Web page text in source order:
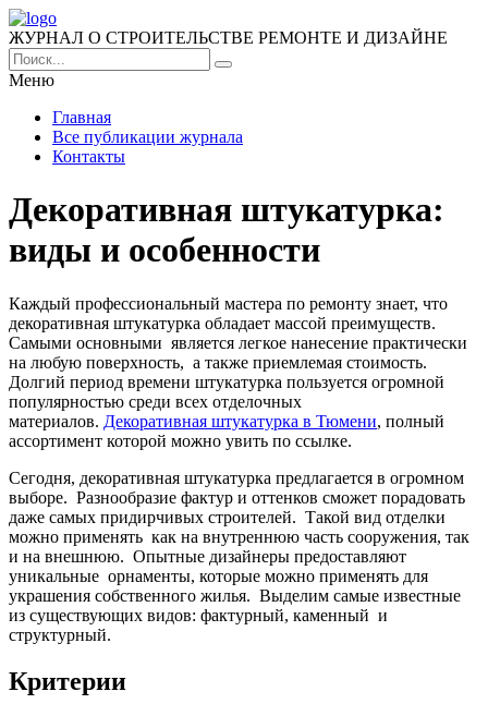
ЖУРНАЛ О СТРОИТЕЛЬСТВЕ РЕМОНТЕ И ДИЗАЙНЕ
Меню
Главная
Все публикации журнала
Контакты
Декоративная штукатурка:
виды и особенности
Каждый профессиональный мастера по ремонту знает, что
декоративная штукатурка обладает массой преимуществ.
Самыми основными является легкое нанесение практически
на любую поверхность, а также приемлемая стоимость.
Долгий период времени штукатурка пользуется огромной
популярностью среди всех отделочных
материалов. Декоративная штукатурка в Тюмени, полный
ассортимент которой можно увить по ссылке.
Сегодня, декоративная штукатурка предлагается в огромном
выборе. Разнообразие фактур и оттенков сможет порадовать
даже самых придирчивых строителей. Такой вид отделки
можно применять как на внутреннюю часть сооружения, так
и на внешнюю. Опытные дизайнеры предоставляют
уникальные орнаменты, которые можно применять для
украшения собственного жилья. Выделим самые известные
из существующих видов: фактурный, каменный и
структурный.
Критерии